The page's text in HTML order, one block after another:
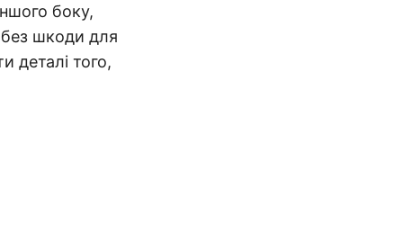
боку,
без шкоди для
деталі того,